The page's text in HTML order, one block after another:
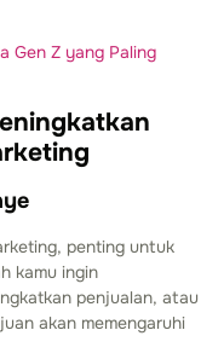
Gen Z yang Paling
penting untuk
kamu ingin
penjualan, atau
akan memengaruhi